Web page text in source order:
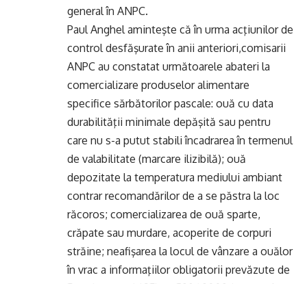
general în ANPC.
Paul Anghel aminteşte că în urma acţiunilor de
control desfăşurate în anii anteriori,comisarii
ANPC au constatat următoarele abateri la
comercializare produselor alimentare
specifice sărbătorilor pascale: ouă cu data
durabilităţii minimale depăşită sau pentru
care nu s-a putut stabili încadrarea în termenul
de valabilitate (marcare ilizibilă); ouă
depozitate la temperatura mediului ambiant
contrar recomandărilor de a se păstra la loc
răcoros; comercializarea de ouă sparte,
crăpate sau murdare, acoperite de corpuri
străine; neafişarea la locul de vânzare a ouălor
în vrac a informaţiilor obligatorii prevăzute de